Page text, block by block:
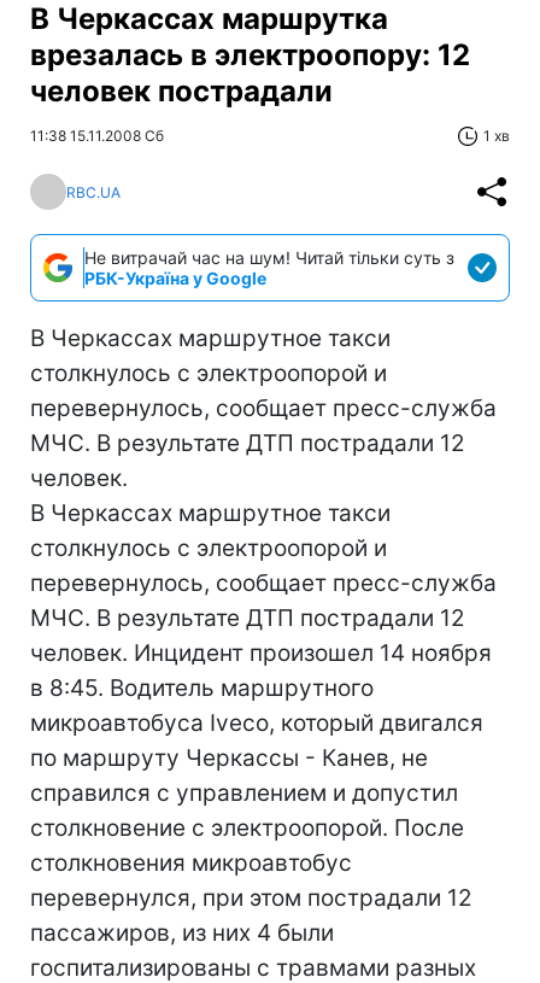
В Черкассах маршрутка
врезалась в электроопору: 12
человек пострадали
11:38 15.11.2008 Сб 1 хв
RBC.UA
Не витрачай час на шум! Читай тільки суть з
РБК-Україна у Google
В Черкассах маршрутное такси
столкнулось с электроопорой и
перевернулось, сообщает пресс-служба
МЧС. В результате ДТП пострадали 12
человек.
В Черкассах маршрутное такси
столкнулось с электроопорой и
перевернулось, сообщает пресс-служба
МЧС. В результате ДТП пострадали 12
человек. Инцидент произошел 14 ноября
в 8:45. Водитель маршрутного
микроавтобуса Iveco, который двигался
по маршруту Черкассы - Канев, не
справился с управлением и допустил
столкновение с электроопорой. После
столкновения микроавтобус
перевернулся, при этом пострадали 12
пассажиров, из них 4 были
госпитализированы с травмами разных